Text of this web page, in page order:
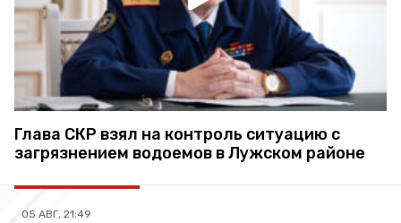
Глава СКР взял на контроль ситуацию с
загрязнением водоемов в Лужском районе
05 АВГ, 21:49